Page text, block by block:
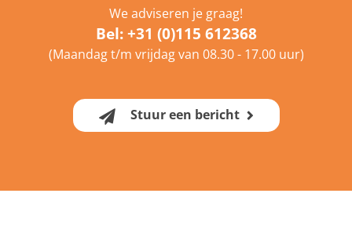
We adviseren je graag!
Bel:+31 (0)115 612368
(Maandag t/m vrijdag van 08.30 - 17.00 uur)
Stuur een bericht